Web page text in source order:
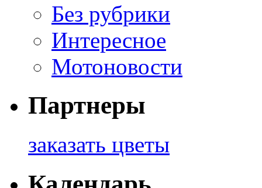
Без рубрики
Интересное
Мотоновости
Партнеры
заказать цветы